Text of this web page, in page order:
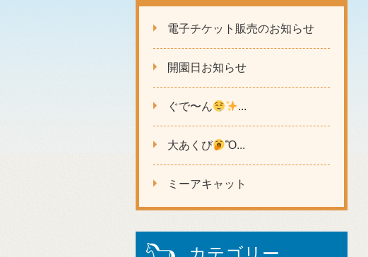
電子チケット販売のお知らせ
開園日お知らせ
ぐで〜ん ...
大あくび Ὂ...
ミーアキャット